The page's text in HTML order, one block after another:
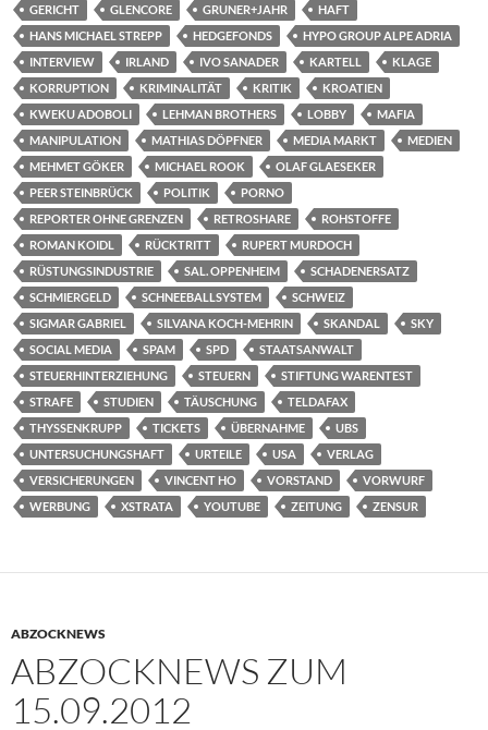
GERICHT
GLENCORE GRUNER+JAHR
HAFT
HANS MICHAEL STREPP
HEDGEFONDS
HYPO GROUP ALPE ADRIA
INTERVIEW
IRLAND IVO SANADER KARTELL
KLAGE
KORRUPTION
KRIMINALITÄT KRITIK
KROATIEN
KWEKU ADOBOLI
LEHMAN BROTHERS LOBBY
MAFIA
MANIPULATION
MATHIAS DÖPFNER MEDIA MARKT
MEDIEN
MEHMET GÖKER
MICHAEL ROOK
OLAF GLAESEKER
PEER STEINBRÜCK
POLITIK
PORNO
REPORTER OHNE GRENZEN
RETROSHARE
ROHSTOFFE
ROMAN KOIDL
RÜCKTRITT
RUPERT MURDOCH
RÜSTUNGSINDUSTRIE
SAL. OPPENHEIM
SCHADENERSATZ
SCHMIERGELD
SCHNEEBALLSYSTEM
SCHWEIZ
SIGMAR GABRIEL
SILVANA KOCH-MEHRIN SKANDAL
SKY
SOCIAL MEDIA
SPAM SPD
STAATSANWALT
STEUERHINTERZIEHUNG
STEUERN
STIFTUNG WARENTEST
STRAFE
STUDIEN TÄUSCHUNG
TELDAFAX
THYSSENKRUPP
TICKETS ÜBERNAHME
UBS
UNTERSUCHUNGSHAFT
URTEILE USA
VERLAG
VERSICHERUNGEN
VINCENT HO VORSTAND
VORWURF
WERBUNG
XSTRATA YOUTUBE ZEITUNG ZENSUR
ABZOCKNEWS
ABZOCKNEWS ZUM
15.09.2012